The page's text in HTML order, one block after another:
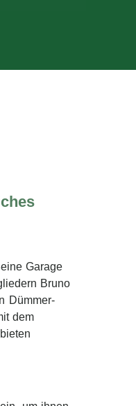
Garage
Bruno
Dümmer-
dem